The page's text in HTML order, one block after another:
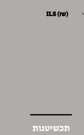
ILS (₪)
תכשיטנות